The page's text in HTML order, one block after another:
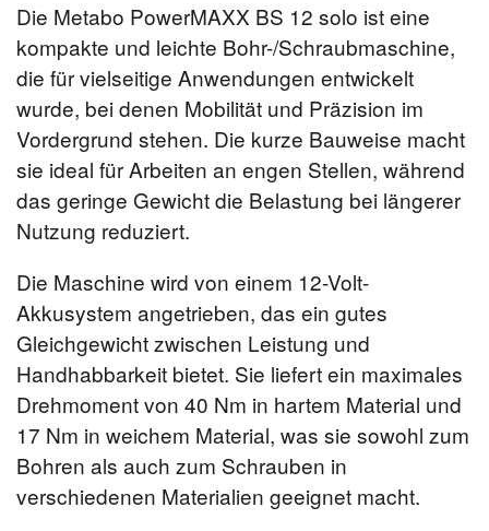
Die Metabo PowerMAXX BS 12 solo ist eine
kompakte und leichte Bohr-/Schraubmaschine,
die für vielseitige Anwendungen entwickelt
wurde, bei denen Mobilität und Präzision im
Vordergrund stehen. Die kurze Bauweise macht
sie ideal für Arbeiten an engen Stellen, während
das geringe Gewicht die Belastung bei längerer
Nutzung reduziert.
Die Maschine wird von einem 12-Volt-
Akkusystem angetrieben, das ein gutes
Gleichgewicht zwischen Leistung und
Handhabbarkeit bietet. Sie liefert ein maximales
Drehmoment von 40 Nm in hartem Material und
17 Nm in weichem Material, was sie sowohl zum
Bohren als auch zum Schrauben in
verschiedenen Materialien geeignet macht.